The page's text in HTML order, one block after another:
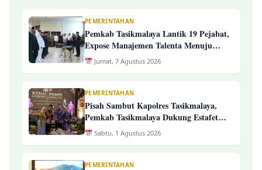
PEMERINTAHAN
Pemkab Tasikmalaya Lantik 19 Pejabat,
Expose Manajemen Talenta Menuju
Pengelolaan ASN Yang Profesional
Jumat, 7 Agustus 2026
PEMERINTAHAN
Pisah Sambut Kapolres Tasikmalaya,
Pemkab Tasikmalaya Dukung Estafet
Kepemimpinan Yang Semakin Presisi
Sabtu, 1 Agustus 2026
PEMERINTAHAN